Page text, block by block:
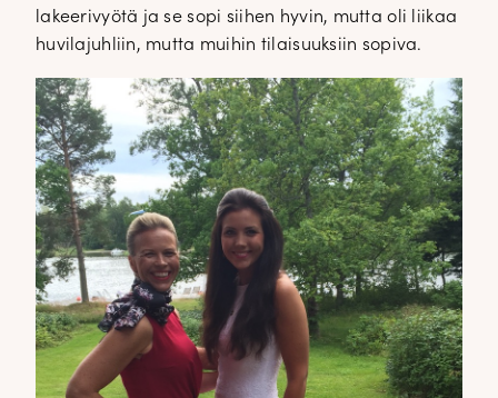
lakeerivyötä ja se sopi siihen hyvin, mutta oli liikaa
huvilajuhliin, mutta muihin tilaisuuksiin sopiva.